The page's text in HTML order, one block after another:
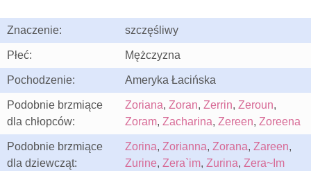
Znaczenie: szczęśliwy
Płeć: Mężczyzna
Pochodzenie: Ameryka Łacińska
Podobnie brzmiące
dla chłopców:
Zoriana, Zoran, Zerrin, Zeroun,
Zoram, Zacharina, Zereen, Zoreena
Podobnie brzmiące
dla dziewcząt:
Zorina, Zorianna, Zorana, Zareen,
Zurine, Zera`im, Zurina, Zera~Im